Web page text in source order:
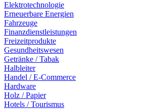
Elektrotechnologie
Erneuerbare Energien
Fahrzeuge
Finanzdienstleistungen
Freizeitprodukte
Gesundheitswesen
Getränke / Tabak
Halbleiter
Handel / E-Commerce
Hardware
Holz / Papier
Hotels / Tourismus